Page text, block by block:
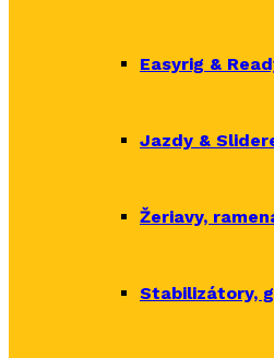
Easyrig &
Jazdy &
Žeriavy,
Stabilizátory,